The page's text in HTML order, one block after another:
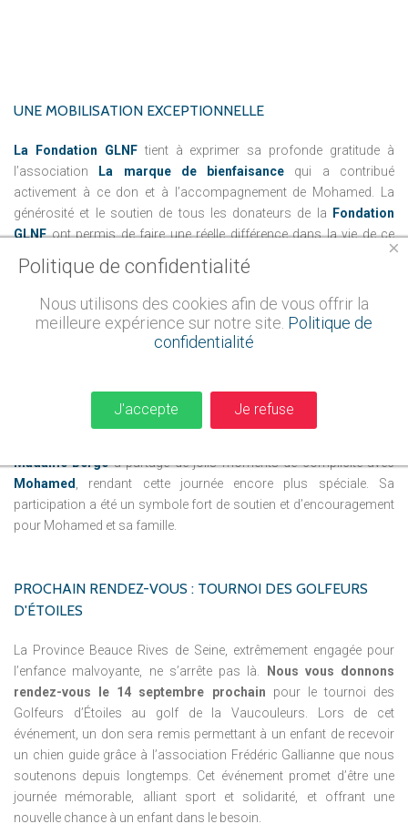
UNE MOBILISATION EXCEPTIONNELLE
La Fondation GLNFtient à exprimer sa profonde gratitude à
l’association
La marque de bienfaisance qui a contribué
activement à ce don et à l’accompagnement de Mohamed. La
générosité et le soutien de tous les donateurs de la
Fondation
GLNFont permis de faire une réelle différence dans la vie de ce
jeune étudiant brillant et plein d’avenir. Ces gestes de bienveillance
montrent que la solidarité et l'entraide sont des valeurs qui
continuent à prospérer au sein de notre communauté.
Un remerciement particulier est adressé à Mme Aurore Bergé,
Ministre déléguée à l’Égalité entre les hommes et les femmes
Madame Bergéa partagé de jolis moments de complicité avec
Mohamed, rendant cette journée encore plus spéciale. Sa
participation a été un symbole fort de soutien et d’encouragement
pour Mohamed et sa famille.
PROCHAIN RENDEZ-VOUS : TOURNOI DES GOLFEURS
D'ÉTOILES
La Province Beauce Rives de Seine, extrêmement engagée pour
l’enfance malvoyante, ne s’arrête pas là.
Nous vous donnons
rendez-vous le 14 septembre prochain pour le tournoi des
Golfeurs d’Étoiles au golf de la Vaucouleurs. Lors de cet
événement, un don sera remis permettant à un enfant de recevoir
un chien guide grâce à l’association Frédéric Gallianne que nous
soutenons depuis longtemps. Cet événement promet d’être une
journée mémorable, alliant sport et solidarité, et offrant une
nouvelle chance à un enfant dans le besoin.
×
Politique de confidentialité
Nous utilisons des cookies afin de vous offrir la
meilleure expérience sur notre site. Politique de
confidentialité
J'accepte Je refuse